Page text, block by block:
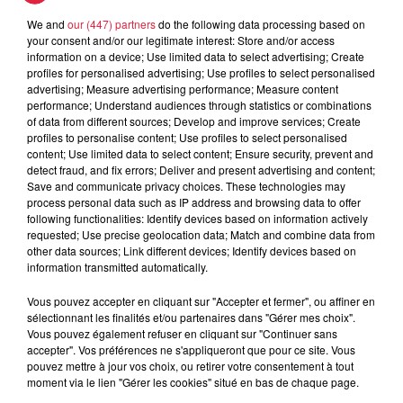
À découvrir également
We and our (447) partnersdo the following data processing based on
your consent and/or our legitimate interest: Store and/or access
information on a device; Use limited data to select advertising; Create
profiles for personalised advertising; Use profiles to select personalised
advertising; Measure advertising performance; Measure content
performance; Understand audiences through statistics or combinations
of data from different sources; Develop and improve services; Create
profiles to personalise content; Use profiles to select personalised
content; Use limited data to select content; Ensure security, prevent and
detect fraud, and fix errors; Deliver and present advertising and content;
Save and communicate privacy choices. These technologies may
process personal data such as IP address and browsing data to offer
following functionalities: Identify devices based on information actively
requested; Use precise geolocation data; Match and combine data from
other data sources; Link different devices; Identify devices based on
information transmitted automatically.
Vous pouvez accepter en cliquant sur "Accepter et fermer", ou affiner en
sélectionnant les finalités et/ou partenaires dans "Gérer mes choix".
Vous pouvez également refuser en cliquant sur "Continuer sans
accepter". Vos préférences ne s'appliqueront que pour ce site. Vous
pouvez mettre à jour vos choix, ou retirer votre consentement à tout
moment via le lien "Gérer les cookies" situé en bas de chaque page.